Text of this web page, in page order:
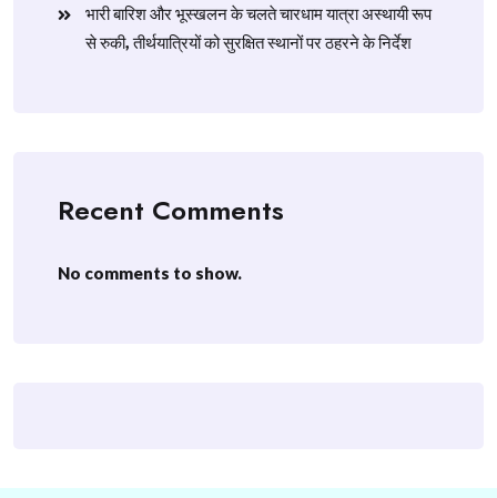
​भारी बारिश और भूस्खलन के चलते चारधाम यात्रा अस्थायी रूप
से रुकी, तीर्थयात्रियों को सुरक्षित स्थानों पर ठहरने के निर्देश
Recent Comments
No comments to show.